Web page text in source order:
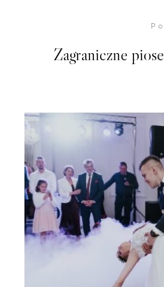
Zagraniczne
©2026 adrian rykiel